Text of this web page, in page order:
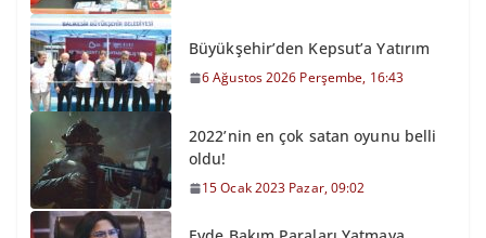
Büyükşehir’den Kepsut’a Yatırım
6 Ağustos 2026 Perşembe, 16:43
2022’nin en çok satan oyunu belli
oldu!
15 Ocak 2023 Pazar, 09:02